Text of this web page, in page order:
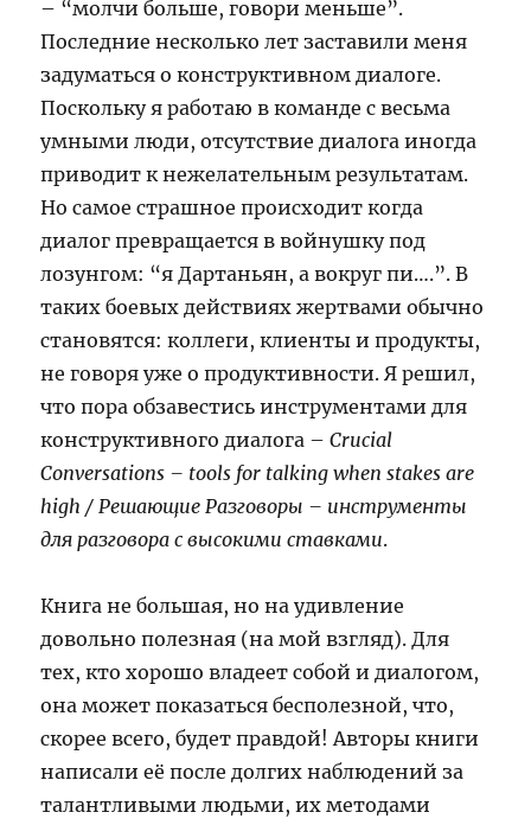
– “молчи больше, говори меньше”.
Последние несколько лет заставили меня
задуматься о конструктивном диалоге.
Поскольку я работаю в команде с весьма
умными люди, отсутствие диалога иногда
приводит к нежелательным результатам.
Но самое страшное происходит когда
диалог превращается в войнушку под
лозунгом: “я Дартаньян, а вокруг пи….”. В
таких боевых действиях жертвами обычно
становятся: коллеги, клиенты и продукты,
не говоря уже о продуктивности. Я решил,
что пора обзавестись инструментами для
конструктивного диалога –Crucial
Conversations – tools for talking when stakes are
high / Решающие Разговоры – инструменты
для разговора с высокими ставками.
Книга не большая, но на удивление
довольно полезная (на мой взгляд). Для
тех, кто хорошо владеет собой и диалогом,
она может показаться бесполезной, что,
скорее всего, будет правдой! Авторы книги
написали её после долгих наблюдений за
талантливыми людьми, их методами